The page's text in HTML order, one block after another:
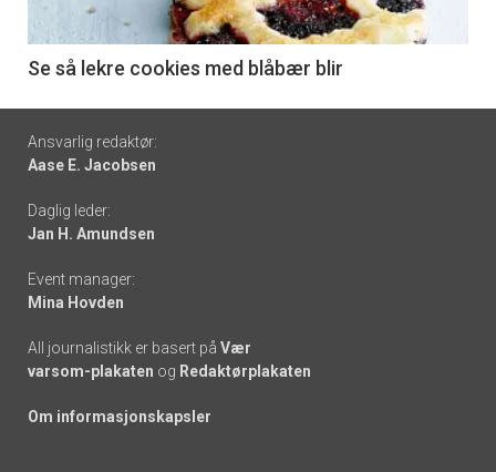
6
Se så lekre cookies med blåbær blir
Footer
-
links
Ansvarlig redaktør:
Aase E. Jacobsen
Daglig leder:
Jan H. Amundsen
Event manager:
Mina Hovden
All journalistikk er basert på Vær
varsom-plakaten og Redaktørplakaten
Om informasjonskapsler